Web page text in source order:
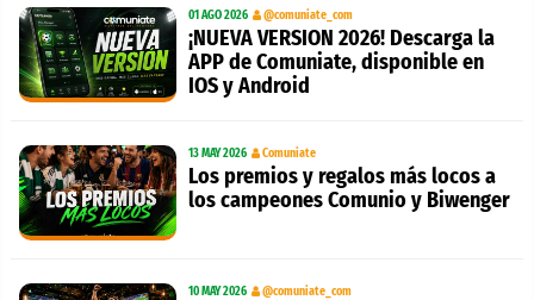
01 AGO 2026 @comuniate_com
¡NUEVA VERSION 2026! Descarga la
APP de Comuniate, disponible en
IOS y Android
13 MAY 2026 Comuniate
Los premios y regalos más locos a
los campeones Comunio y Biwenger
10 MAY 2026 @comuniate_com